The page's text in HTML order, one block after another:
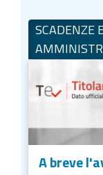
SCADENZE
A breve